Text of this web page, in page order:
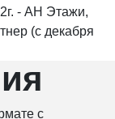
- АН Этажи,
(с декабря
с